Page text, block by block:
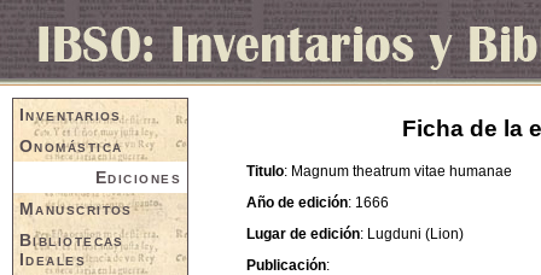
Inventarios
Onomástica
Ediciones
Manuscritos
Bibliotecas
Ideales
Ficha de la
Titulo: Magnum theatrum vitae humanae
Año de edición: 1666
Lugar de edición: Lugduni (Lion)
Publicación: